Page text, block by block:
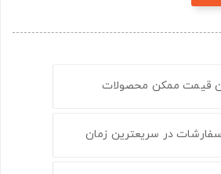
قیمت ممکن محصولات
در سریعترین زمان